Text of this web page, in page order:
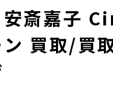
安斎嘉子
買取/買